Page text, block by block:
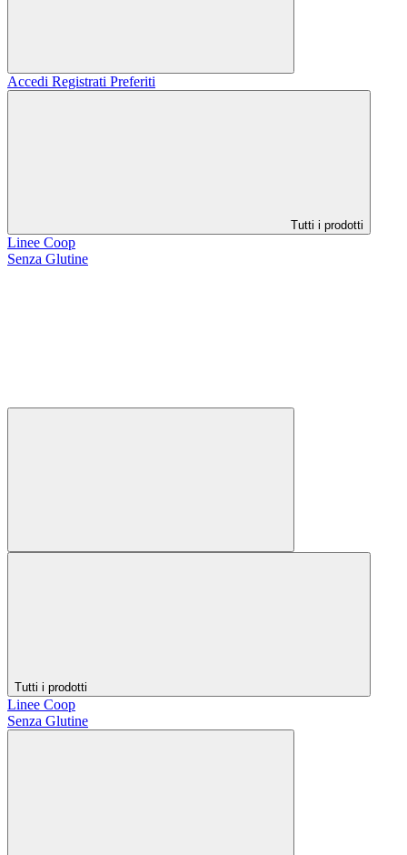
Accedi Registrati Preferiti
Tutti i prodotti
Linee Coop
Senza Glutine
Tutti i prodotti
Linee Coop
Senza Glutine